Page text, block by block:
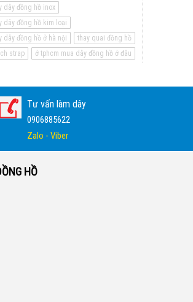
dây đồng hồ inox
dây đồng hồ kim loại
dây đồng hồ ở hà nội
thay quai đồng hồ
strap
ở tphcm mua dây đồng hồ ở đâu
Tư vấn làm dây
0906885622
Zalo - Viber
HỒ